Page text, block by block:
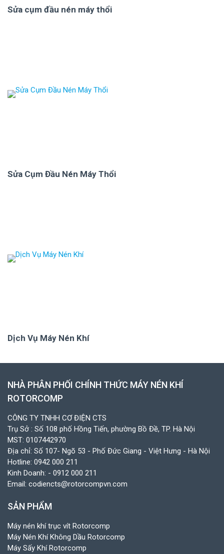
Sửa cụm đầu nén máy thổi
Sửa Cụm Đầu Nén Máy Thổi
Dịch Vụ Máy Nén Khí
NHÀ PHÂN PHỐI CHÍNH THỨC MÁY NÉN KHÍ
ROTORCOMP
CÔNG TY TNHH CƠ ĐIỆN CTS
Trụ Sở : Số 108 phố Hồng Tiến, phường Bồ Đề, TP. Hà Nội
MST: 0107442970
Địa chỉ: Số 107- Ngõ 53 - Phố Đức Giang - Việt Hưng - Hà Nội
Hotline: 0942 000 211
Kinh Doanh: - 0912 000 211
Email: codiencts@rotorcompvn.com
SẢN PHẨM
Máy nén khí trục vít Rotorcomp
Máy Nén Khí Không Dầu Rotorcomp
Máy Sấy Khí Rotorcomp